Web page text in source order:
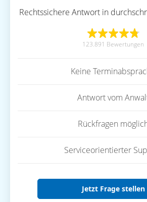
Rechtssichere Antwort in
123.891 Bewertungen
Keine
Antwort vom
Rückfragen
Serviceorientierter
Jetzt Frage stellen